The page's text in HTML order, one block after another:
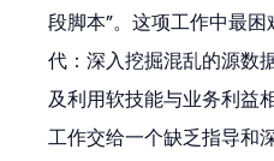
段脚本”。这项工作中最
代：深入挖掘混乱的源数
及利用软技能与业务利益
工作交给一个缺乏指导和